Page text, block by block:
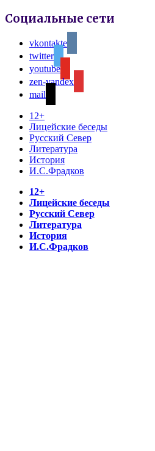
Социальные сети
vkontakte
twitter
youtube
zen-yandex
mail
12+
Лицейские беседы
Русский Север
Литература
История
И.С.Фрадков
12+
Лицейские беседы
Русский Север
Литература
История
И.С.Фрадков